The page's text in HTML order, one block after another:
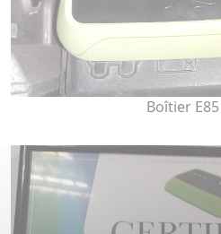
Boîtier